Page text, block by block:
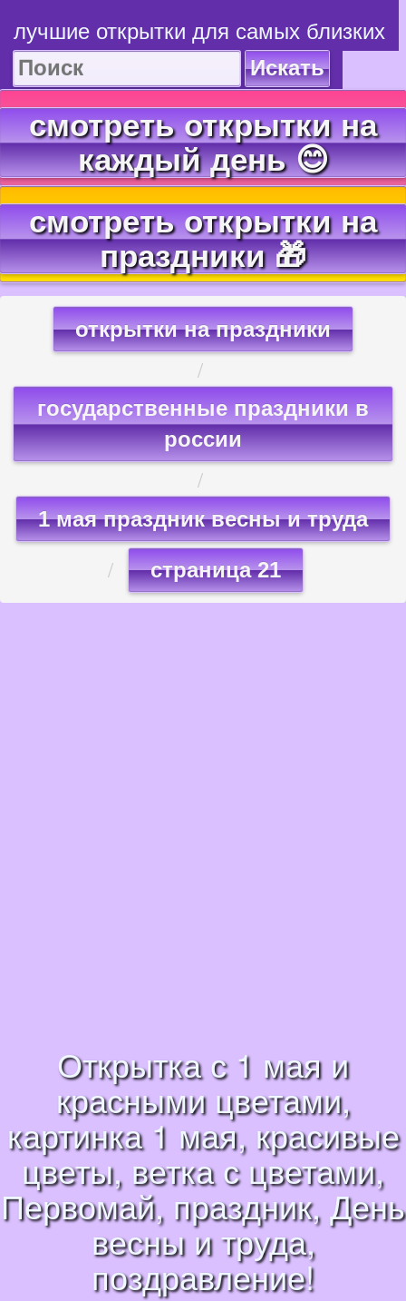
лучшие открытки для самых близких
Искать
смотреть открытки на
каждый день 😊
смотреть открытки на
праздники 🎁
открытки на праздники
государственные праздники в
россии
1 мая праздник весны и труда
страница 21
Открытка с 1 мая и
красными цветами,
картинка 1 мая, красивые
цветы, ветка с цветами,
Первомай, праздник, День
весны и труда,
поздравление!